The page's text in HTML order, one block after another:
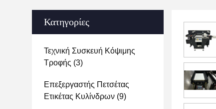
Κατηγορίες
Τεχνική Συσκευή Κόψιμης
Τροφής (3)
Επεξεργαστής Πετσέτας
Ετικέτας Κυλίνδρων (9)